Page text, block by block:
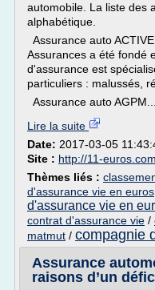
automobile. La liste des
alphabétique.
Assurance auto
Assurances a été fondé
d'assurance est
particuliers : malussés,
Assurance auto AGPM...
Lire la suite
Date: 2017-03-05
Site : http://11-euros.com
Thèmes liés :
d'assurance vie en euros
d'assurance vie en
contrat d'assurance vie /
matmut / compagnie
Assurance
raisons d’un